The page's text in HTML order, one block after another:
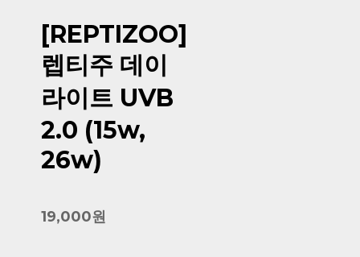
[REPTIZOO]
렙티주 데이
라이트 UVB
2.0 (15w,
26w)
19,000원